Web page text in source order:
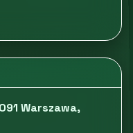
Warszawa,